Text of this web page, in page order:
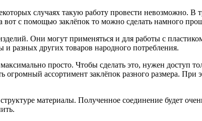
случаях такую работу провести невозможно.
вот с помощью заклёпок то можно сделать намного
Они могут применяться и для работы с
разных других товаров народного потребления.
просто. Чтобы сделать это, нужен доступ
ассортимент заклёпок разного размера. При
материалы. Полученное соединение будет